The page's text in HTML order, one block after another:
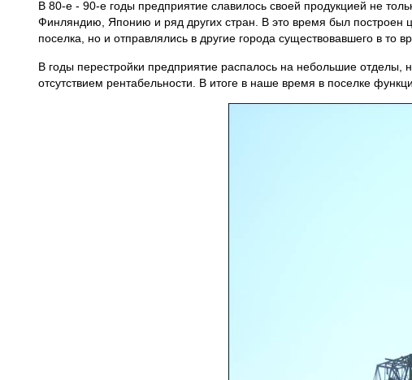
В 80-е - 90-е годы предприятие славилось своей продукцией не
Финляндию, Японию и ряд других стран. В это время был построен
поселка, но и отправлялись в другие города существовавшего в то
В годы перестройки предприятие распалось на небольшие отделы,
отсутствием рентабельности. В итоге в наше время в поселке